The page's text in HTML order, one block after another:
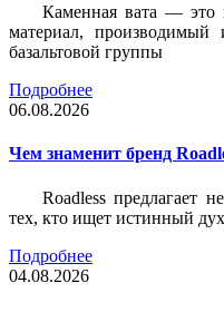
Каменная вата — это
материал, производимый
базальтовой группы
Подробнее
06.08.2026
Чем знаменит бренд
Roadless предлагает
тех, кто ищет истинный
Подробнее
04.08.2026